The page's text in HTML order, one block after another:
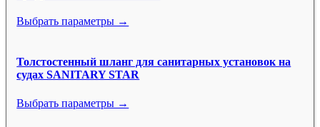
Выбрать параметры →
Толстостенный шланг для санитарных установок на
судах SANITARY STAR
Выбрать параметры →